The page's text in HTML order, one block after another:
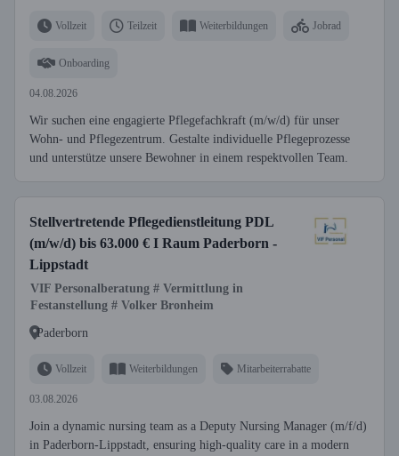
Vollzeit Teilzeit Weiterbildungen Jobrad
Onboarding
04.08.2026
Wir suchen eine engagierte Pflegefachkraft (m/w/d) für unser
Wohn- und Pflegezentrum. Gestalte individuelle Pflegeprozesse
und unterstütze unsere Bewohner in einem respektvollen Team.
Stellvertretende Pflegedienstleitung PDL
(m/w/d) bis 63.000 € I Raum Paderborn -
Lippstadt
VIF Personalberatung # Vermittlung in
Festanstellung # Volker Bronheim
Paderborn
Vollzeit Weiterbildungen Mitarbeiterrabatte
03.08.2026
Join a dynamic nursing team as a Deputy Nursing Manager (m/f/d)
in Paderborn-Lippstadt, ensuring high-quality care in a modern